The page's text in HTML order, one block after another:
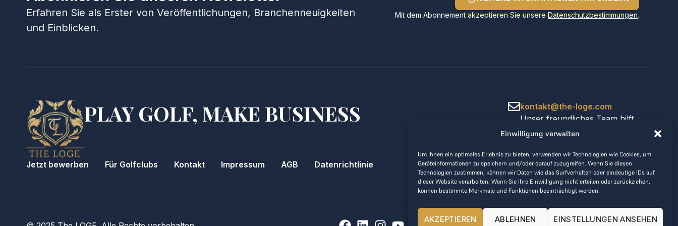
Einwilligung verwalten
Um Ihnen ein optimales Erlebnis zu bieten, verwenden wir Technologien wie Cookies, um
Geräteinformationen zu speichern und/oder darauf zuzugreifen. Wenn Sie diesen
Technologien zustimmen, können wir Daten wie das Surfverhalten oder eindeutige IDs auf
dieser Website verarbeiten. Wenn Sie Ihre Einwilligung nicht erteilen oder zurückziehen,
können bestimmte Merkmale und Funktionen beeinträchtigt werden.
AKZEPTIEREN ABLEHNEN EINSTELLUNGEN ANSEHEN
Erfahren Sie als Erster von Veröffentlichungen, Branchenneuigkeiten
und Einblicken.
Mit dem Abonnement akzeptieren Sie unsereDatenschutzbestimmungen.
PLAY GOLF, MAKE BUSINESS
Jetzt bewerben Für Golfclubs Kontakt Impressum AGB Datenrichtlinie
kontakt@the-loge.com
Unser freundliches Team hilft
Ihnen gerne weiter.
Mo-Fr von 8:00 bis 17:00 Uhr.